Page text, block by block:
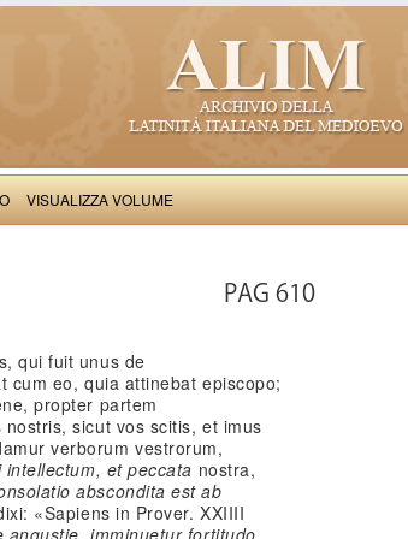
VISUALIZZA VOLUME
PAG 610
qui fuit unus de
cum eo, quia attinebat episcopo;
propter partem
sicut vos scitis, et imus
verborum vestrorum,
intellectum, et peccata nostra,
abscondita est ab
«Sapiens in Prover. XXIIII
angustie, imminuetur fortitudo